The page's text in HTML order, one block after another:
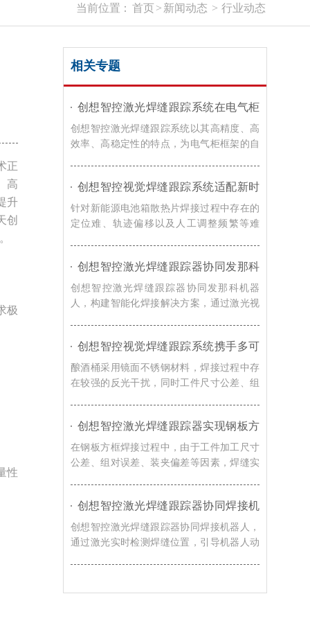
当前位置： 首页> 新闻动态 > 行业动态
正
高
升
创
极
性
相关专题
创想智控激光焊缝跟踪系统在电气柜
框架自动化焊接的应用
创想智控激光焊缝跟踪系统以其高精度、高
效率、高稳定性的特点，为电气柜框架的自
升了企业的竞争力。
创想智控视觉焊缝跟踪系统适配新时
达机器人，实现新能源电池箱散热片
焊接智能化升级
针对新能源电池箱散热片焊接过程中存在的
定位难、轨迹偏移以及人工调整频繁等难
级。
创想智控激光焊缝跟踪器协同发那科
机器人，实现转向架焊接精准自动化
创想智控激光焊缝跟踪器协同发那科机器
人，构建智能化焊接解决方案，通过激光视
接系统对车辆转向架适应能力。
创想智控视觉焊缝跟踪系统携手多可
协作机器人，赋能酿酒桶焊接智能化
升级
酿酒桶采用镜面不锈钢材料，焊接过程中存
在较强的反光干扰，同时工件尺寸公差、组
缝跟踪系统通过实时视觉检测与智能轨迹修
正技术，赋能酿酒桶焊接智能化升级。
创想智控激光焊缝跟踪器实现钢板方
框激光寻位焊接自动化的解决方案
在钢板方框焊接过程中，由于工件加工尺寸
公差、组对误差、装夹偏差等因素，焊缝实
接质量和生产效率。对此，创想智控激光焊
缝跟踪器可协同各类焊接机器人实现更加高
效、稳定的自动化焊接。
创想智控激光焊缝跟踪器协同焊接机
器人，实现浮箱焊接实时跟踪与智能
纠偏
创想智控激光焊缝跟踪器协同焊接机器人，
通过激光实时检测焊缝位置，引导机器人动